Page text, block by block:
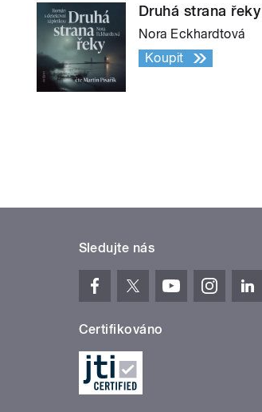
Druhá strana řeky
Nora Eckhardtová
Koupit
Sledujte nás
Certifikováno